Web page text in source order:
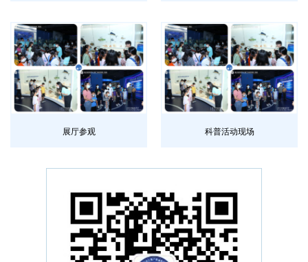
展厅参观 科普活动现场